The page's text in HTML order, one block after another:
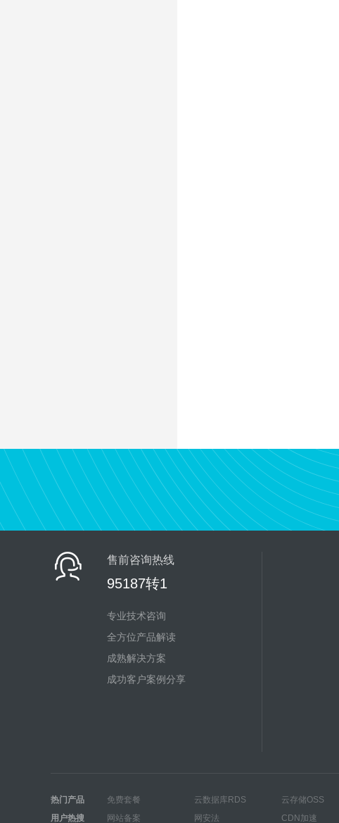
售前咨询热线
95187转1
专业技术咨询
全方位产品解读
成熟解决方案
成功客户案例分享
热门产品 免费套餐 云数据库RDS 云存储OSS
用户热搜
网站备案 网安法 CDN加速